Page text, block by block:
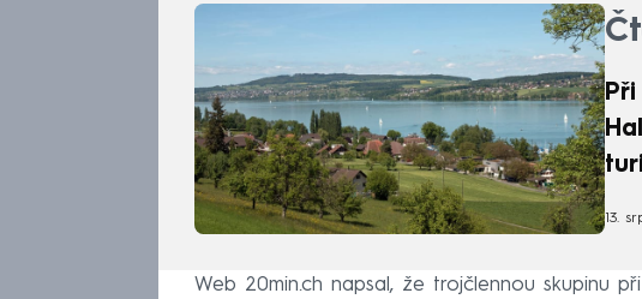
13.
Web 20min.ch napsal, že trojčlennou skupinu